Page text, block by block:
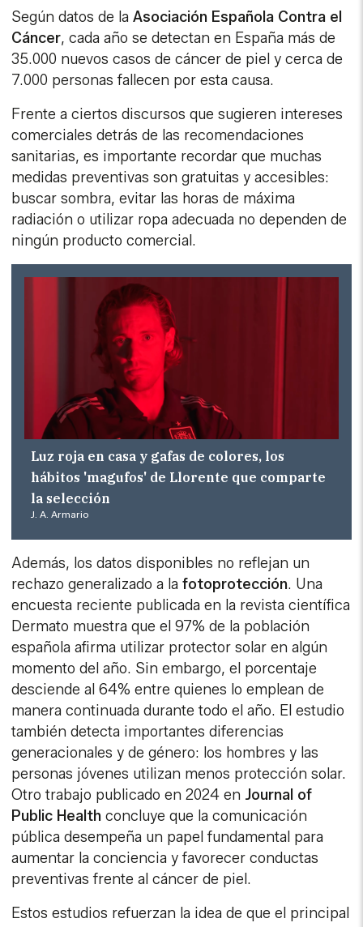
Según datos de laAsociación Española Contra el
Cáncer, cada año se detectan en España más de
35.000 nuevos casos de cáncer de piel y cerca de
7.000 personas fallecen por esta causa.
Frente a ciertos discursos que sugieren intereses
comerciales detrás de las recomendaciones
sanitarias, es importante recordar que muchas
medidas preventivas son gratuitas y accesibles:
buscar sombra, evitar las horas de máxima
radiación o utilizar ropa adecuada no dependen de
ningún producto comercial.
Luz roja en casa y gafas de colores, los
hábitos 'magufos' de Llorente que comparte
la selección
J. A. Armario
Además, los datos disponibles no reflejan un
rechazo generalizado a lafotoprotección. Una
encuesta reciente publicada en la revista científica
Dermato muestra que el 97% de la población
española afirma utilizar protector solar en algún
momento del año. Sin embargo, el porcentaje
desciende al 64% entre quienes lo emplean de
manera continuada durante todo el año. El estudio
también detecta importantes diferencias
generacionales y de género: los hombres y las
personas jóvenes utilizan menos protección solar.
Otro trabajo publicado en 2024 en Journal of
Public Health concluye que la comunicación
pública desempeña un papel fundamental para
aumentar la conciencia y favorecer conductas
preventivas frente al cáncer de piel.
Estos estudios refuerzan la idea de que el principal